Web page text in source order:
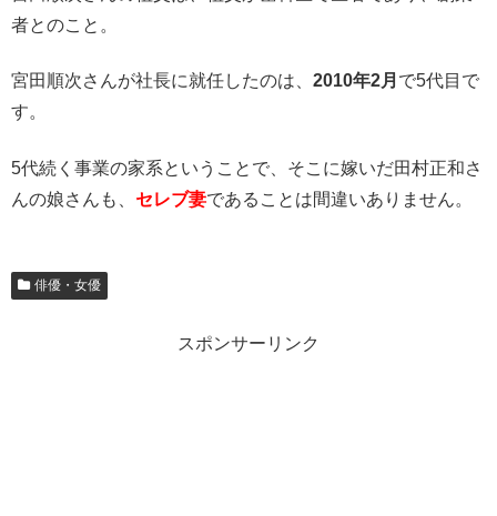
者とのこと。
宮田順次さんが社長に就任したのは、 2010年2月 で5代目で
す。
5代続く事業の家系ということで、そこに嫁いだ田村正和さ
んの娘さんも、 セレブ妻であることは間違いありません。
俳優・女優
スポンサーリンク